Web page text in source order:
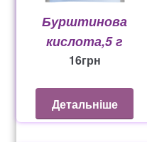
Оформление заказа
Рахунок 1060
Рахунок 2415
Бурштинова
кислота,5 г
16грн
Детальніше